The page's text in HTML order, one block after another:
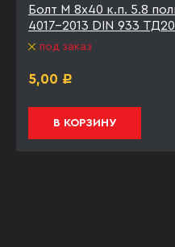
Болт М 8х40 к.п. 5.8
4017-2013 DIN 933 ТД20
под заказ
5,00 Р
В КОРЗИНУ